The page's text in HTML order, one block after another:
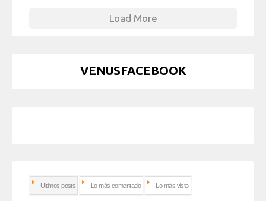
Load More
VENUSFACEBOOK
Ultimos posts Lo más comentado Lo más visto